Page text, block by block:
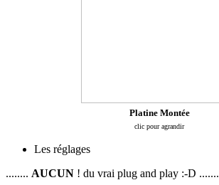
Platine Montée
clic pour agrandir
Les réglages
........ AUCUN ! du vrai plug and play :-D .......